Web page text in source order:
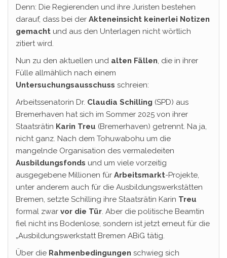
Denn: Die Regierenden und ihre Juristen bestehen
darauf, dass bei der Akteneinsicht keinerlei Notizen
gemacht und aus den Unterlagen nicht wörtlich
zitiert wird.
Nun zu den aktuellen und alten Fällen, die in ihrer
Fülle allmählich nach einem
Untersuchungsausschuss schreien:
Arbeitssenatorin Dr. Claudia Schilling (SPD) aus
Bremerhaven hat sich im Sommer 2025 von ihrer
Staatsrätin Karin Treu (Bremerhaven) getrennt. Na ja,
nicht ganz. Nach dem Tohuwabohu um die
mangelnde Organisation des vermaledeiten
Ausbildungsfonds und um viele vorzeitig
ausgegebene Millionen für Arbeitsmarkt-Projekte,
unter anderem auch für die Ausbildungswerkstätten
Bremen, setzte Schilling ihre Staatsrätin Karin Treu
formal zwar vor die Tür. Aber die politische Beamtin
fiel nicht ins Bodenlose, sondern ist jetzt erneut für die
„Ausbildungswerkstatt Bremen ABiG tätig.
Über die Rahmenbedingungen schwieg sich